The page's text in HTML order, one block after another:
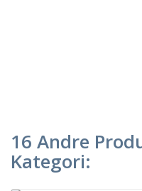
16 Andre
Kategori: